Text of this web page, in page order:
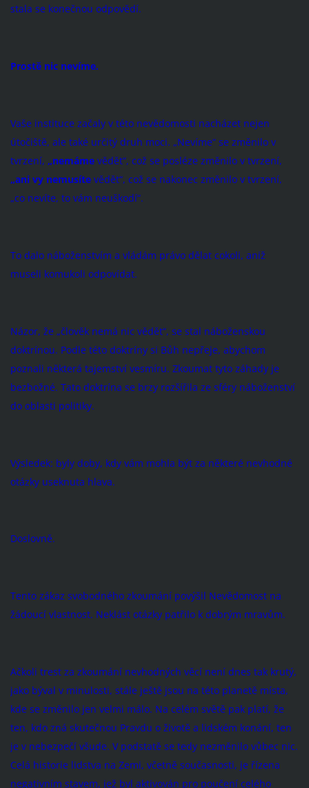
stala se konečnou odpovědí.
Prostě nic nevíme.
Vaše instituce začaly v této nevědomosti na­cházet nejen
útočiště, ale také určitý druh moci. „Nevíme“ se změnilo v
tvrzení, „nemáme vědět“, což se posléze změnilo v tvrzení,
„ani vy nemusítevědět“, což se nakonec změnilo v tvrzení,
„co nevíte, to vám neuškodí“.
To dalo náboženstvím a vládám právo dělat cokoli, aniž
museli komukoli odpovídat.
Názor, že „člověk nemá nic vědět“, se stal náboženskou
doktrínou. Podle této doktríny si Bůh nepřeje, abychom
poznali některá tajemství vesmíru. Zkoumat tyto záhady je
bezbožné. Tato doktrína se brzy rozšířila ze sféry náboženství
do oblasti politiky.
Výsledek: byly doby, kdy vám mohla být za některé nevhodné
otázky useknuta hlava.
Doslovně.
Tento zákaz svobodného zkoumání povýšil Ne­vědomost na
žádoucí vlastnost. Neklást otázky pat­řilo k dobrým mravům.
Ačkoli trest za zkoumání nevhodných věcí není dnes tak krutý,
jako býval v minulosti, stále ještě jsou na této planetě místa,
kde se změnilo jen velmi málo. Na celém světě pak platí, že
ten, kdo zná skutečnou Pravdu o životě a lidském konání, ten
je v nebezpečí všude. V podstatě se tedy nezměnilo vůbec nic.
Celá historie lidstva na Zemi, včetně současnosti, je řízena
negativním stavem, jež byl aktivován pro poučení celého